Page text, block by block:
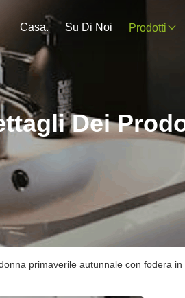
Casa. Su Di Noi Prodotti
Dei
primaverile autunnale con fodera